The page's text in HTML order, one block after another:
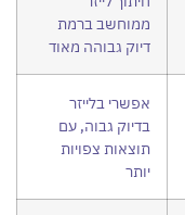
ממוחשב ברמת
דיוק גבוהה מאוד
אפשרי בלייזר
בדיוק גבוה, עם
תוצאות צפויות
יותר